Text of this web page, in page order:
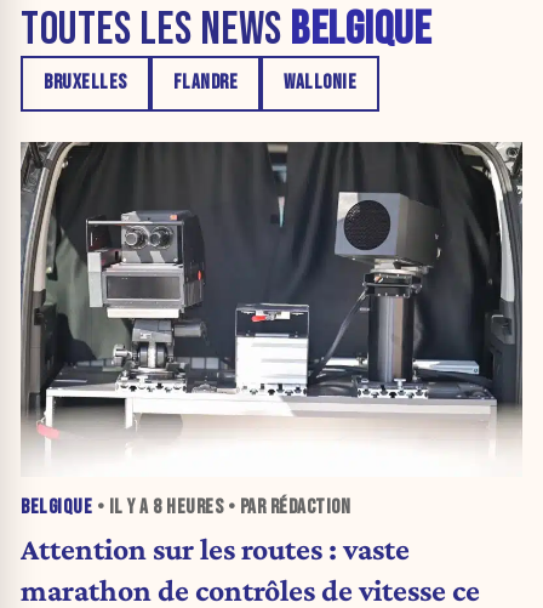
TOUTES LES NEWS BELGIQUE
BRUXELLES FLANDRE WALLONIE
BELGIQUE • IL Y A 8 HEURES• PAR RÉDACTION
Attention sur les routes : vaste
marathon de contrôles de vitesse ce